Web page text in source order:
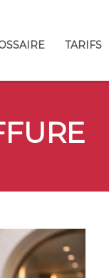
TARIFS